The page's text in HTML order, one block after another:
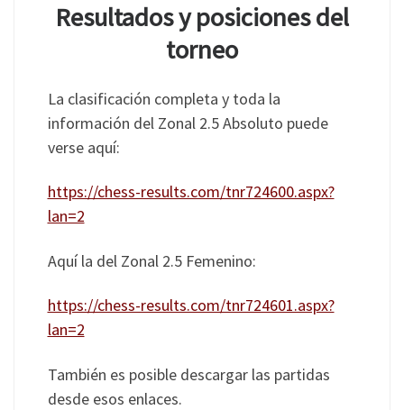
Resultados y posiciones del
torneo
La clasificación completa y toda la
información del Zonal 2.5 Absoluto puede
verse aquí:
https://chess-results.com/tnr724600.aspx?
lan=2
Aquí la del Zonal 2.5 Femenino:
https://chess-results.com/tnr724601.aspx?
lan=2
También es posible descargar las partidas
desde esos enlaces.